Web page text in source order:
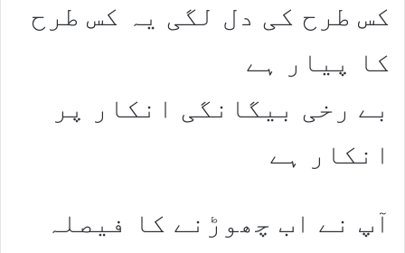
کس طرح کی دل لگی یہ کس طرح
کا پیار ہے
بے رخی بیگانگی انکار پر
انکار ہے
آپ نے اب چھوڑنے کا فیصلہ